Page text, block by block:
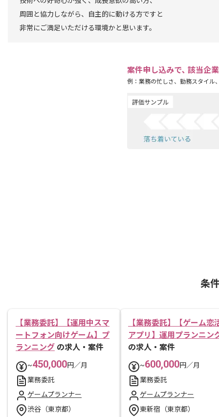
周囲と協力しながら、自主的に動ける方ですと
非常にご満足いただける環境かと思います。
案件申し込みで､ 該当企
例：業務の忙しさ、勤務スタイル
条
【業務委託】【運用中スマ
ートフォン向けゲーム】プ
ランニング の求人・案件
~450,000円／月
業務委託
ゲームプランナー
渋谷（東京都）
【業務委託】【ゲーム恋
アプリ】運用プランニン
の求人・案件
~600,000円／月
業務委託
ゲームプランナー
東新宿（東京都）